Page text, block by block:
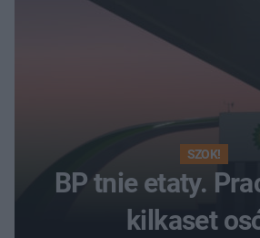
SZOK!
BP tnie etaty.
kilkaset